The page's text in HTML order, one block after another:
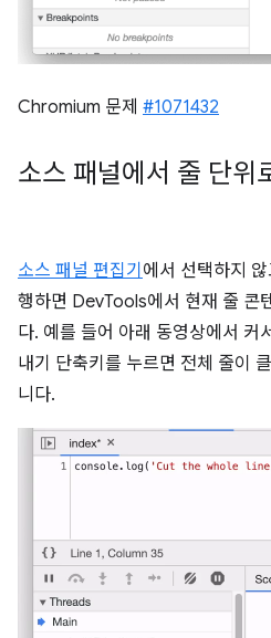
Chromium 문제 #1071432
소스 패널에서 줄 단위
소스 패널 편집기 에서 선택하지
행하면 DevTools에서 현재 줄 콘
다. 예를 들어 아래 동영상에서 커
내기 단축키를 누르면 전체 줄이
니다.